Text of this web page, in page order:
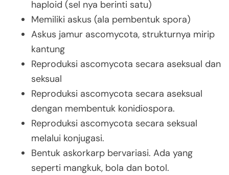
haploid (sel nya berinti satu)
Memiliki askus (ala pembentuk spora)
Askus jamur ascomycota, strukturnya mirip
kantung
Reproduksi ascomycota secara aseksual dan
seksual
Reproduksi ascomycota secara aseksual
dengan membentuk konidiospora.
Reproduksi ascomycota secara seksual
melalui konjugasi.
Bentuk askorkarp bervariasi. Ada yang
seperti mangkuk, bola dan botol.